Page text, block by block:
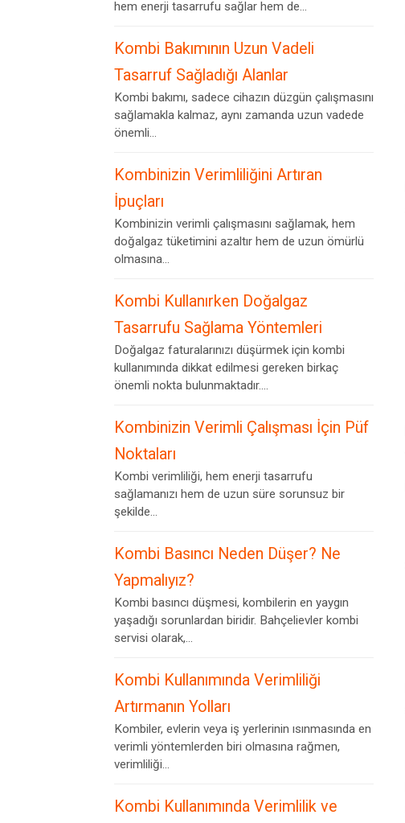
hem enerji tasarrufu sağlar hem de...
Kombi Bakımının Uzun Vadeli
Tasarruf Sağladığı Alanlar
Kombi bakımı, sadece cihazın düzgün çalışmasını
sağlamakla kalmaz, aynı zamanda uzun vadede
önemli...
Kombinizin Verimliliğini Artıran
İpuçları
Kombinizin verimli çalışmasını sağlamak, hem
doğalgaz tüketimini azaltır hem de uzun ömürlü
olmasına...
Kombi Kullanırken Doğalgaz
Tasarrufu Sağlama Yöntemleri
Doğalgaz faturalarınızı düşürmek için kombi
kullanımında dikkat edilmesi gereken birkaç
önemli nokta bulunmaktadır....
Kombinizin Verimli Çalışması İçin Püf
Noktaları
Kombi verimliliği, hem enerji tasarrufu
sağlamanızı hem de uzun süre sorunsuz bir
şekilde...
Kombi Basıncı Neden Düşer? Ne
Yapmalıyız?
Kombi basıncı düşmesi, kombilerin en yaygın
yaşadığı sorunlardan biridir. Bahçelievler kombi
servisi olarak,...
Kombi Kullanımında Verimliliği
Artırmanın Yolları
Kombiler, evlerin veya iş yerlerinin ısınmasında en
verimli yöntemlerden biri olmasına rağmen,
verimliliği...
Kombi Kullanımında Verimlilik ve